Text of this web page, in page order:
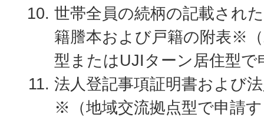
世帯全員の続柄の記載され
籍謄本および戸籍の附表※
型またはUJIターン居住型で
法人登記事項証明書および
※（地域交流拠点型で申請